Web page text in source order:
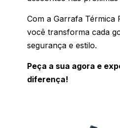
Com a Garrafa Térmica
você transforma cada
segurança e estilo.
Peça a sua agora e
diferença!